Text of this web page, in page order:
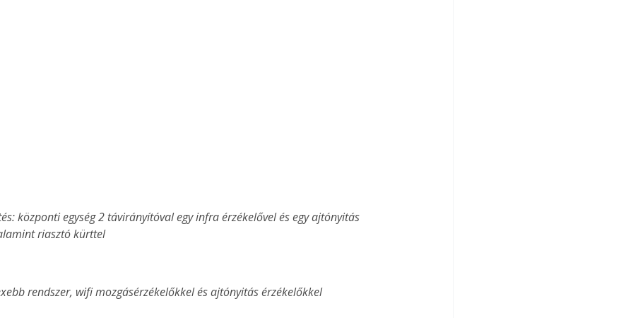
az
Bővebb információ itt!
Együtt jobban megéri! A
központi egység 2 távirányítóval egy infra érzékelővel és egy ajtónyitás
riasztó kürttel
rendszer, wifi mozgásérzékelőkkel és ajtónyitás érzékelőkkel